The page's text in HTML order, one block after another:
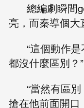
總編劇瞬間
亮，而秦導個大
“這個動作
都沒什麼區別？”
“當然有區
搶在他前面開口